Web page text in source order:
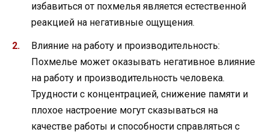
избавиться от похмелья является естественной
реакцией на негативные ощущения.
Влияние на работу и производительность:
Похмелье может оказывать негативное влияние
на работу и производительность человека.
Трудности с концентрацией, снижение памяти и
плохое настроение могут сказываться на
качестве работы и способности справляться с